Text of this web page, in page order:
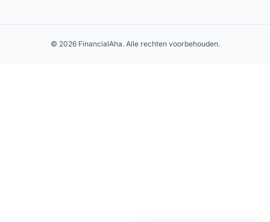
© 2026 FinancialAha. Alle rechten voorbehouden.